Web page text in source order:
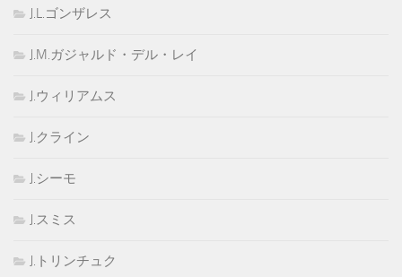
J.L.ゴンザレス
J.M.ガジャルド・デル・レイ
J.ウィリアムス
J.クライン
J.シーモ
J.スミス
J.トリンチュク